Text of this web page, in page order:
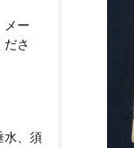
メー
さ
水、須